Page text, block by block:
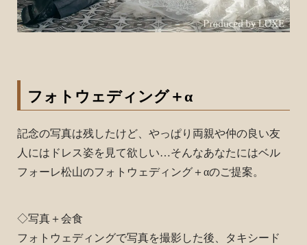
フォトウェディング＋α
記念の写真は残したけど、やっぱり両親や仲の良い友
人にはドレス姿を見て欲しい…そんなあなたにはベル
フォーレ松山のフォトウェディング＋αのご提案。
◇写真＋会食
フォトウェディングで写真を撮影した後、タキシード